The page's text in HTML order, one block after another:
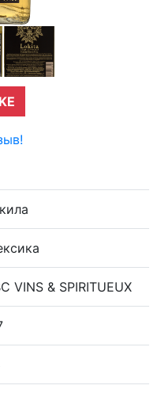
VINS & SPIRITUEUX